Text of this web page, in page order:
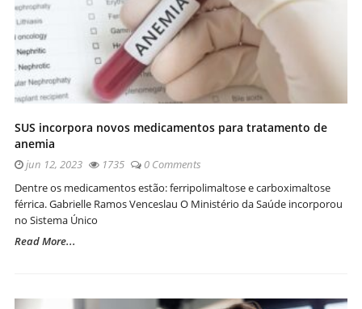
SUS incorpora novos medicamentos para tratamento de
anemia
jun 12, 2023 1735
0 Comments
Dentre os medicamentos estão: ferripolimaltose e carboximaltose
férrica. Gabrielle Ramos Venceslau O Ministério da Saúde incorporou
no Sistema Único
Read More...